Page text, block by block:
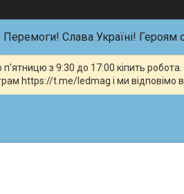
Слава Україні! Героям
з 9:30 до 17:00 кіпить
https://t.me/ledmag і ми